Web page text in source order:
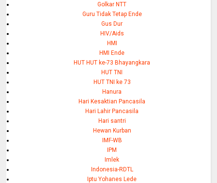
Golkar NTT
Guru Tidak Tetap Ende
Gus Dur
HIV/Aids
HMI
HMI Ende
HUT HUT ke-73 Bhayangkara
HUT TNI
HUT TNI ke 73
Hanura
Hari Kesaktian Pancasila
Hari Lahir Pancasila
Hari santri
Hewan Kurban
IMF-WB
IPM
Imlek
Indonesia-RDTL
Iptu Yohanes Lede